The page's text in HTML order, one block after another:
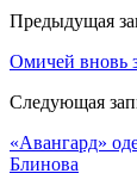
Предыдущая
Омичей вновь
Следующая
«Авангард»
Блинова